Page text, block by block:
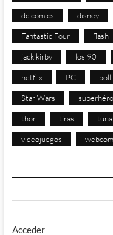
dc comics disney
Fantastic Four flash
jack kirby los 90
netflix PC
Star Wars
thor tiras tuna
videojuegos
Acceder